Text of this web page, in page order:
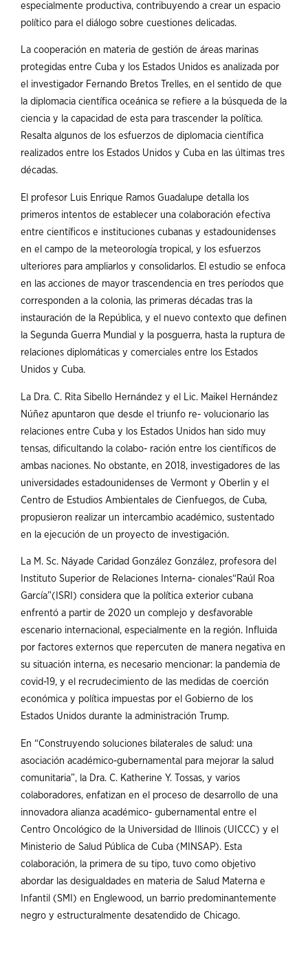
especialmente productiva, contribuyendo a crear un espacio
político para el diálogo sobre cuestiones delicadas.
La cooperación en materia de gestión de áreas marinas
protegidas entre Cuba y los Estados Unidos es analizada por
el investigador Fernando Bretos Trelles, en el sentido de que
la diplomacia científica oceánica se refiere a la búsqueda de la
ciencia y la capacidad de esta para trascender la política.
Resalta algunos de los esfuerzos de diplomacia científica
realizados entre los Estados Unidos y Cuba en las últimas tres
décadas.
El profesor Luis Enrique Ramos Guadalupe detalla los
primeros intentos de establecer una colaboración efectiva
entre científicos e instituciones cubanas y estadounidenses
en el campo de la meteorología tropical, y los esfuerzos
ulteriores para ampliarlos y consolidarlos. El estudio se enfoca
en las acciones de mayor trascendencia en tres períodos que
corresponden a la colonia, las primeras décadas tras la
instauración de la República, y el nuevo contexto que definen
la Segunda Guerra Mundial y la posguerra, hasta la ruptura de
relaciones diplomáticas y comerciales entre los Estados
Unidos y Cuba.
La Dra. C. Rita Sibello Hernández y el Lic. Maikel Hernández
Núñez apuntaron que desde el triunfo re- volucionario las
relaciones entre Cuba y los Estados Unidos han sido muy
tensas, dificultando la colabo- ración entre los científicos de
ambas naciones. No obstante, en 2018, investigadores de las
universidades estadounidenses de Vermont y Oberlin y el
Centro de Estudios Ambientales de Cienfuegos, de Cuba,
propusieron realizar un intercambio académico, sustentado
en la ejecución de un proyecto de investigación.
La M. Sc. Náyade Caridad González González, profesora del
Instituto Superior de Relaciones Interna- cionales“Raúl Roa
García”(ISRI) considera que la política exterior cubana
enfrentó a partir de 2020 un complejo y desfavorable
escenario internacional, especialmente en la región. Influida
por factores externos que repercuten de manera negativa en
su situación interna, es necesario mencionar: la pandemia de
covid-19, y el recrudecimiento de las medidas de coerción
económica y política impuestas por el Gobierno de los
Estados Unidos durante la administración Trump.
En “Construyendo soluciones bilaterales de salud: una
asociación académico-gubernamental para mejorar la salud
comunitaria”, la Dra. C. Katherine Y. Tossas, y varios
colaboradores, enfatizan en el proceso de desarrollo de una
innovadora alianza académico- gubernamental entre el
Centro Oncológico de la Universidad de Illinois (UICCC) y el
Ministerio de Salud Pública de Cuba (MINSAP). Esta
colaboración, la primera de su tipo, tuvo como objetivo
abordar las desigualdades en materia de Salud Materna e
Infantil (SMI) en Englewood, un barrio predominantemente
negro y estructuralmente desatendido de Chicago.